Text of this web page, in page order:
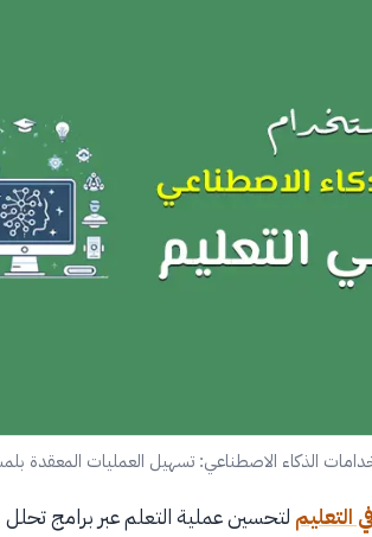
الذكاء الاصطناعي: تسهيل العمليات المعقدة
التعليم لتحسين عملية التعلم عبر برامج